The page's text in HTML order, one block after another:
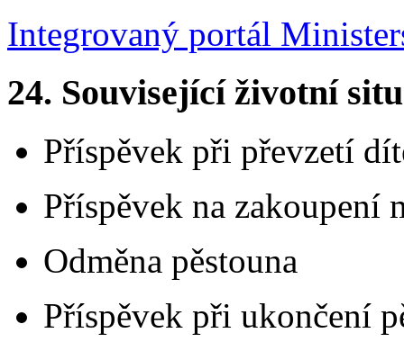
Integrovaný portál
24. Související životní
Příspěvek při převzetí
Příspěvek na zakoupení
Odměna pěstouna
Příspěvek při ukončení